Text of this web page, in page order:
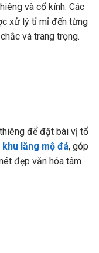
và cổ kính. Các
xử lý tỉ mỉ đến từng
và trang trọng.
để đặt bài vị tổ
khu lăng mộ đá, góp
đẹp văn hóa tâm